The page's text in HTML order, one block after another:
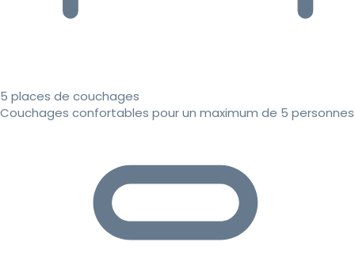
5 places de couchages
Couchages confortables pour un maximum de 5 personnes